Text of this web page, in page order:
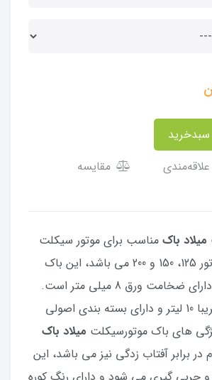
مقایسه
میلاد باک مناسب برای موتور سیکلت
هوندا با حجم موتور 125، 150 و 200 می باشد، این باک
بسیار باکیفیت و دارای ضخامت ورق 8 میلی متر است.
حجم این باک تقریبا 10 لیتر و دارای بسته بندی اصولی
های باک موتورسیکلت میلاد باک
برابر آفتاب زدگی نیز می باشد، این